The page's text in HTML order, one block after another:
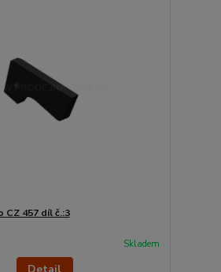
CZ 457 díl č.:3
Skladem